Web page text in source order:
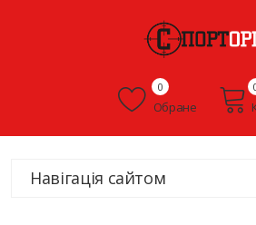
Обране
0
Навігація сайтом